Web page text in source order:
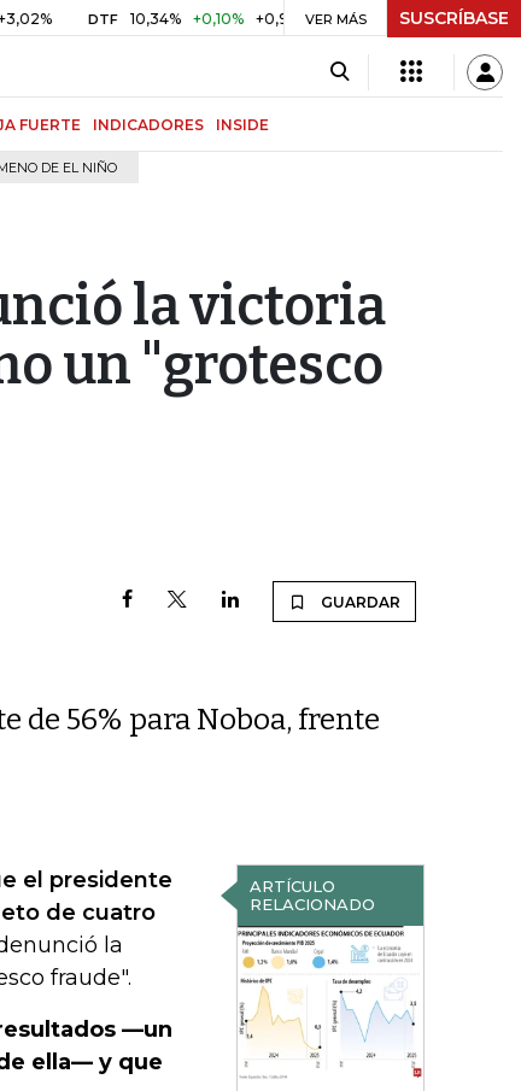
DTF 10,34% +0,10% +0,98% UVR $ 416,81 +$ 0,05 +0,01%
VER MÁS SUSCRÍBASE
FUERTE INDICADORES INSIDE
DE EL NIÑO
la victoria
un "grotesco
GUARDAR
de 56% para Noboa, frente
ARTÍCULO
RELACIONADO
el presidente
de cuatro
la
fraude".
—un
ella— y que